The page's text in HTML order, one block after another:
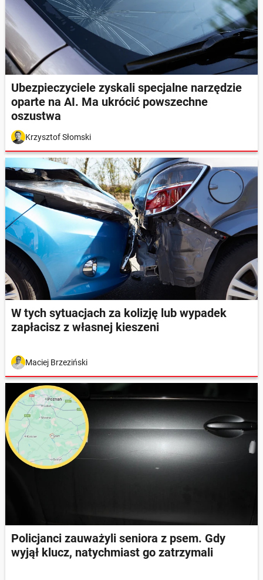
Ubezpieczyciele zyskali specjalne narzędzie
oparte na AI. Ma ukrócić powszechne
oszustwa
Krzysztof Słomski
W tych sytuacjach za kolizję lub wypadek
zapłacisz z własnej kieszeni
Maciej Brzeziński
Policjanci zauważyli seniora z psem. Gdy
wyjął klucz, natychmiast go zatrzymali